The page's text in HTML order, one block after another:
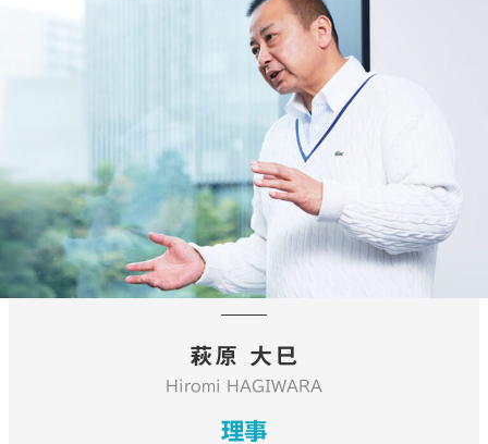
萩原 大巳
Hiromi HAGIWARA
理事